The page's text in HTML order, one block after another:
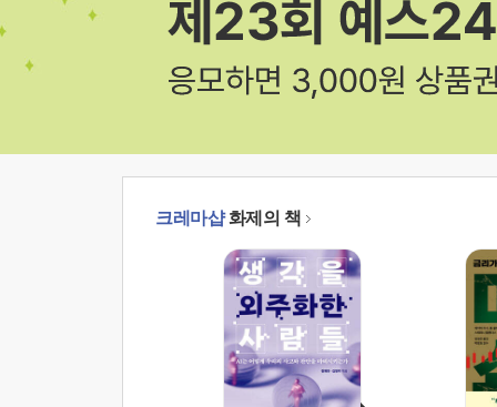
크레마샵화제의 책